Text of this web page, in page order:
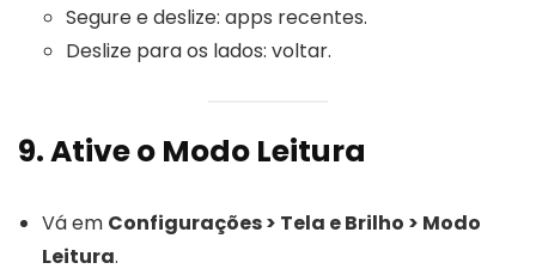
Segure e deslize: apps recentes.
Deslize para os lados: voltar.
9. Ative o Modo Leitura
Vá em Configurações > Tela e Brilho > Modo
Leitura.